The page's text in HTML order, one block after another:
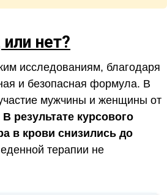
нет?
исследованиям, благодаря
и безопасная формула. В
мужчины и женщины от
В результате курсового
в крови снизились до
терапии не